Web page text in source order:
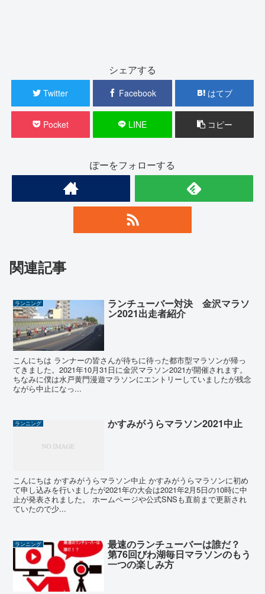
シェアする
Twitter Facebook はてブ
Pocket LINE コピー
ぽーをフォローする
関連記事
ランニング ランチューバー対決 金沢マラソ
ン2021出走者紹介
こんにちは ランナーの皆さんが待ちに待った都市型マラソンが帰っ
てきました。2021年10月31日に金沢マラソン2021が開催されます。
ちなみに僕は水戸黄門漫遊マラソンにエントリーしていましたが残念
ながら中止になっ...
ランニング かすみがうらマラソン2021中止
こんにちは かすみがうらマラソン中止 かすみがうらマラソンに初め
て申し込みを行いましたが2021年の大会は2021年2月5日の10時に中
止が発表されました。 ホームページや公式SNSも直前まで更新され
ていたので少...
ランニング 最速のランチューバーは誰だ？
第76回びわ湖毎日マラソンのもう
一つの楽しみ方